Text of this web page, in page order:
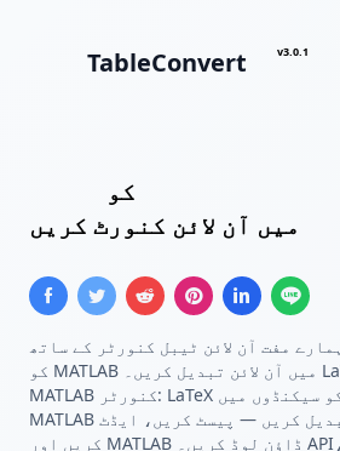
TableConvert v3.0.1
میں آن لائن کنورٹ کریں
ہمارے مفت آن لائن ٹیبل کنورٹر کے ساتھ LaTeX
کو MATLAB میں آن لائن تبدیل کریں۔ LaTeX سے
MATLAB کنورٹر: LaTeX کو سیکنڈوں میں
MATLAB میں تبدیل کریں — پیسٹ کریں، ایڈٹ
کریں اور MATLAB ڈاؤن لوڈ کریں۔ API،